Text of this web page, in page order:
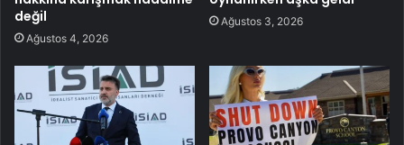
değil
Ağustos 4, 2026
Ağustos 3, 2026